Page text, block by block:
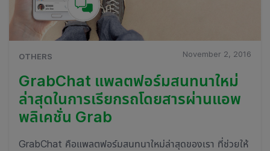
OTHERS November 2, 2016
GrabChat แพลตฟอร์มสนทนาใหม่
ล่าสุดในการเรียกรถโดยสารผ่านแอพ
พลิเคชั่น Grab
GrabChat คือแพลตฟอร์มสนทนาใหม่ล่าสุดของเรา ที่ช่วยให้